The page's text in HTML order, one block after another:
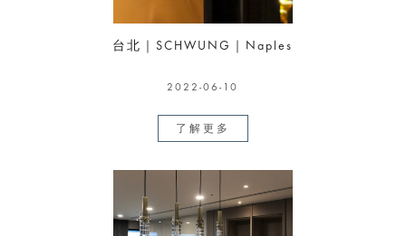
台北｜SCHWUNG｜Naples
2022-06-10
了解更多